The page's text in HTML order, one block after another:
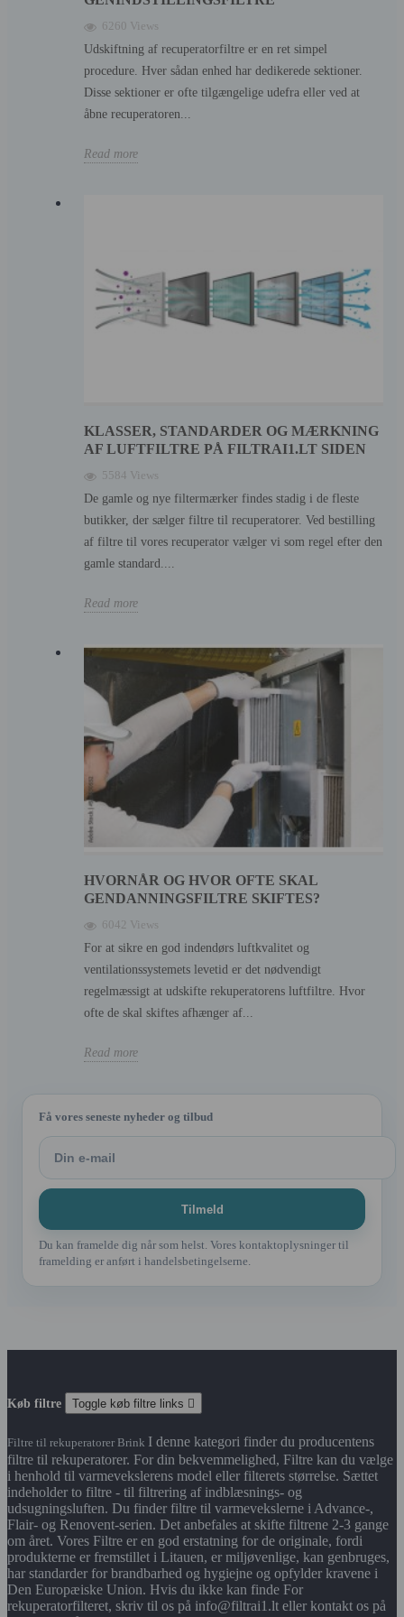
6260 Views
Udskiftning af recuperatorfiltre er en ret simpel
procedure. Hver sådan enhed har dedikerede sektioner.
Disse sektioner er ofte tilgængelige udefra eller ved at
åbne recuperatoren...
Read more
KLASSER, STANDARDER OG MÆRKNING
AF LUFTFILTRE PÅ FILTRAI1.LT SIDEN
5584 Views
De gamle og nye filtermærker findes stadig i de fleste
butikker, der sælger filtre til recuperatorer. Ved bestilling
af filtre til vores recuperator vælger vi som regel efter den
gamle standard....
Read more
HVORNÅR OG HVOR OFTE SKAL
GENDANNINGSFILTRE SKIFTES?
6042 Views
For at sikre en god indendørs luftkvalitet og
ventilationssystemets levetid er det nødvendigt
regelmæssigt at udskifte rekuperatorens luftfiltre. Hvor
ofte de skal skiftes afhænger af...
Read more
Få vores seneste nyheder og tilbud
Du kan framelde dig når som helst. Vores kontaktoplysninger til
framelding er anført i handelsbetingelserne.
Køb filtre Toggle køb filtre links 
Filtre til rekuperatorer Brink I denne kategori finder du producentens
filtre til rekuperatorer. For din bekvemmelighed, Filtre kan du vælge
i henhold til varmevekslerens model eller filterets størrelse. Sættet
indeholder to filtre - til filtrering af indblæsnings- og
udsugningsluften. Du finder filtre til varmevekslerne i Advance-,
Flair- og Renovent-serien. Det anbefales at skifte filtrene 2-3 gange
om året. Vores Filtre er en god erstatning for de originale, fordi
produkterne er fremstillet i Litauen, er miljøvenlige, kan genbruges,
har standarder for brandbarhed og hygiejne og opfylder kravene i
Den Europæiske Union. Hvis du ikke kan finde For
rekuperatorfilteret, skriv til os på info@filtrai1.lt eller kontakt os på